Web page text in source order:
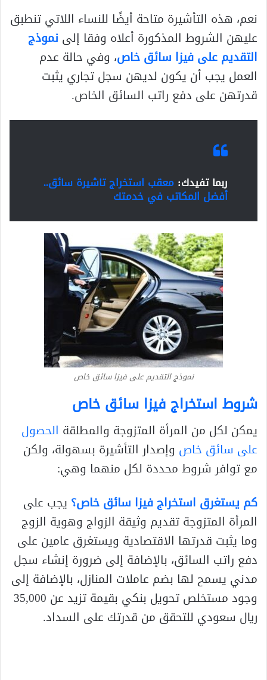
نعم، هذه التأشيرة متاحة أيضًا للنساء اللاتي تنطبق
عليهن الشروط المذكورة أعلاه وفقا إلى نموذج
التقديم على فيزا سائق خاص، وفي حالة عدم
العمل يجب أن يكون لديهن سجل تجاري يثبت
قدرتهن على دفع راتب السائق الخاص.
ربما تفيدك: معقب استخراج تاشيرة سائق..
أفضل المكاتب في خدمتك
نموذج التقديم على فيزا سائق خاص
شروط استخراج فيزا سائق خاص
يمكن لكل من المرأة المتزوجة والمطلقة الحصول
على سائق خاص وإصدار التأشيرة بسهولة، ولكن
مع توافر شروط محددة لكل منهما وهي:
كم يستغرق استخراج فيزا سائق خاص؟ يجب على
المرأة المتزوجة تقديم وثيقة الزواج وهوية الزوج
وما يثبت قدرتها الاقتصادية ويستغرق عامين على
دفع راتب السائق، بالإضافة إلى ضرورة إنشاء سجل
مدني يسمح لها بضم عاملات المنازل، بالإضافة إلى
وجود مستخلص تحويل بنكي بقيمة تزيد عن 35,000
ريال سعودي للتحقق من قدرتك على السداد.